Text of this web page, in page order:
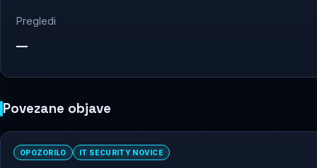
Pregledi
—
Povezane objave
OPOZORILO IT SECURITY NOVICE